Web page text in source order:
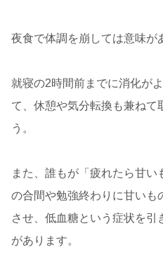
夜食で体調を崩しては意味が
就寝の2時間前までに消化が
て、休憩や気分転換も兼ねて
う。
また、誰もが「疲れたら甘
の合間や勉強終わりに甘いも
させ、低血糖という症状を引
があります。